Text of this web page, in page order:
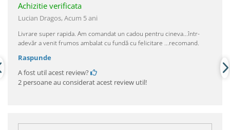
Achizitie verificata
Lucian Dragos,Acum 5 ani
Livrare super rapida. Am comandat un cadou pentru cineva...într-
adevăr a venit frumos ambalat cu fundă cu felicitare ...recomand.
Raspunde
A fost util acest review?
2 persoane au considerat acest review util!